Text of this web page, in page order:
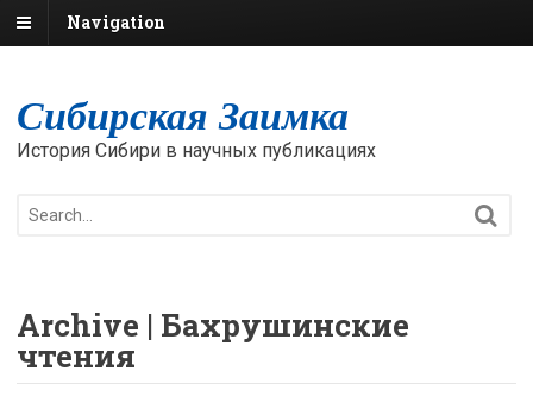
Navigation
Сибирская Заимка
История Сибири в научных публикациях
Archive | Бахрушинские
чтения